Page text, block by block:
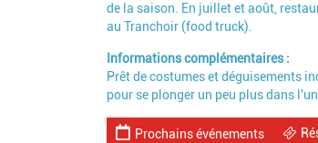
de la saison. En juillet et août,
au Tranchoir (food truck).
Informations complémentaires
Prêt de costumes et déguisements
pour se plonger un peu plus dans
Prochains événements